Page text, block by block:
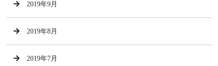
2019年9月
2019年8月
2019年7月